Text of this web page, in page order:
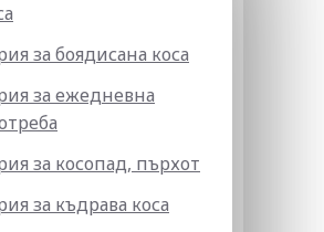
за боядисана коса
за ежедневна
за косопад, пърхот
за къдрава коса